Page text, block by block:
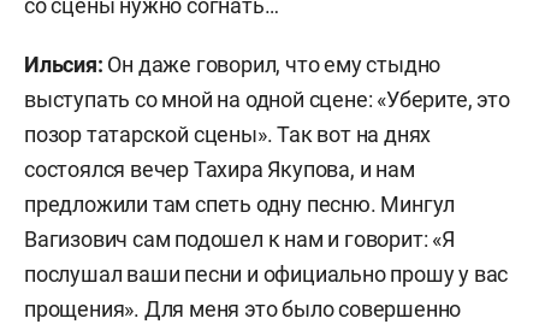
со сцены нужно согнать…
Ильсия: Он даже говорил, что ему стыдно
выступать со мной на одной сцене: «Уберите, это
позор татарской сцены». Так вот на днях
состоялся вечер Тахира Якупова, и нам
предложили там спеть одну песню. Мингул
Вагизович сам подошел к нам и говорит: «Я
послушал ваши песни и официально прошу у вас
прощения». Для меня это было совершенно